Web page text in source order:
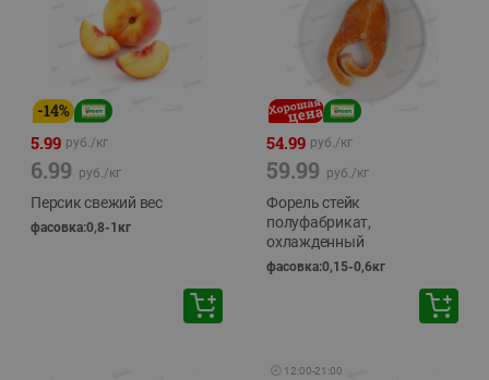
-14%
5.99 руб./кг
6.99 руб./кг
Персик свежий вес
фасовка:0,8-1кг
54.99 руб./кг
59.99 руб./кг
Форель стейк
полуфабрикат,
охлажденный
фасовка:0,15-0,6кг
🕘 12:00-21:00